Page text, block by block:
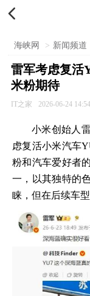

海峡网 > 新闻频道
雷军考虑复活
米粉期待
IT之家 2026-06-24 14:54
小米创始人
虑复活小米汽车
粉和汽车爱好者
一，以其独特的
睐，但在后续车